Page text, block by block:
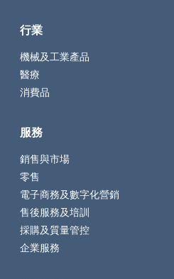
行業
機械及工業產品
醫療
消費品
服務
銷售與市場
零售
電子商務及數字化營銷
售後服務及培訓
採購及質量管控
企業服務